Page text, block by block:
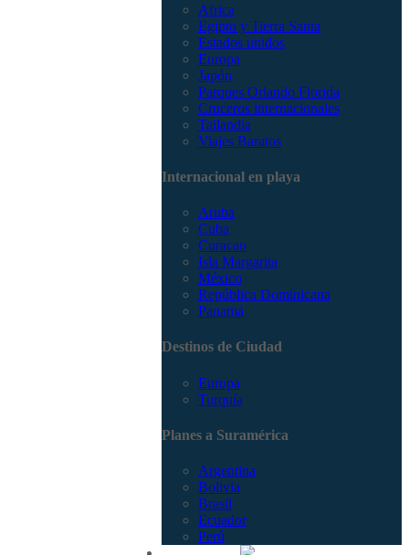
Africa
Egipto y Tierra Santa
Estados unidos
Europa
Japón
Parques Orlando Florida
Cruceros internacionales
Tailandia
Viajes Baratos
Internacional en playa
Aruba
Cuba
Curacao
Isla Margarita
México
República Dominicana
Panamá
Destinos de Ciudad
Europa
Turquía
Planes a Suramérica
Argentina
Bolivia
Brasil
Ecuador
Perú